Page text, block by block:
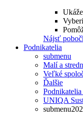
Nájsť
Podnikatelia
submenu
Malí a
Veľké
Ďalšie
UNIQA